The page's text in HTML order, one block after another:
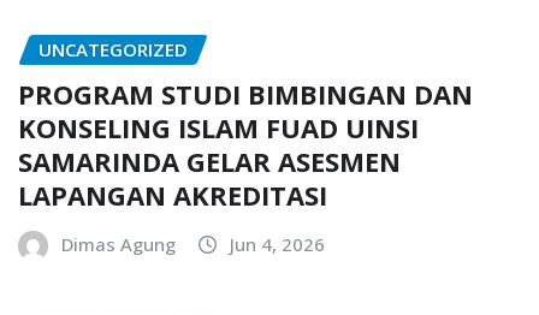
UNCATEGORIZED
PROGRAM STUDI BIMBINGAN DAN
KONSELING ISLAM FUAD UINSI
SAMARINDA GELAR ASESMEN
LAPANGAN AKREDITASI
Dimas Agung Jun 4, 2026